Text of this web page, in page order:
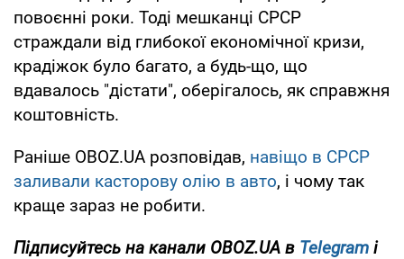
повоєнні роки. Тоді мешканці СРСР
страждали від глибокої економічної кризи,
крадіжок було багато, а будь-що, що
вдавалось "дістати", оберігалось, як справжня
коштовність.
Раніше OBOZ.UA розповідав, навіщо в СРСР
заливали касторову олію в авто, і чому так
краще зараз не робити.
Підписуйтесь на канали OBOZ.UA в Telegram і